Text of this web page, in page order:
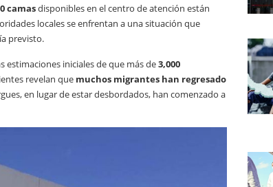
camasdisponibles en el centro de atención están
locales se enfrentan a una situación que
previsto.
estimaciones iniciales de que más de3,000
revelan que muchos migrantes han regresado
en lugar de estar desbordados, han comenzado a